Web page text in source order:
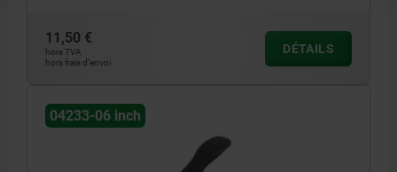
11,50 €
hors TVA
hors frais d’envoi
DÉTAILS
04233-06 inch